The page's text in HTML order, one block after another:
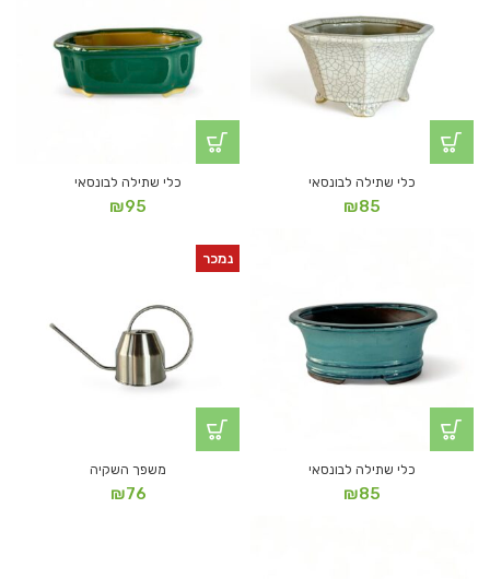
כלי שתילה לבונסאי
₪85
כלי שתילה לבונסאי
₪95
כלי שתילה לבונסאי
₪85
נמכר
משפך השקיה
₪76